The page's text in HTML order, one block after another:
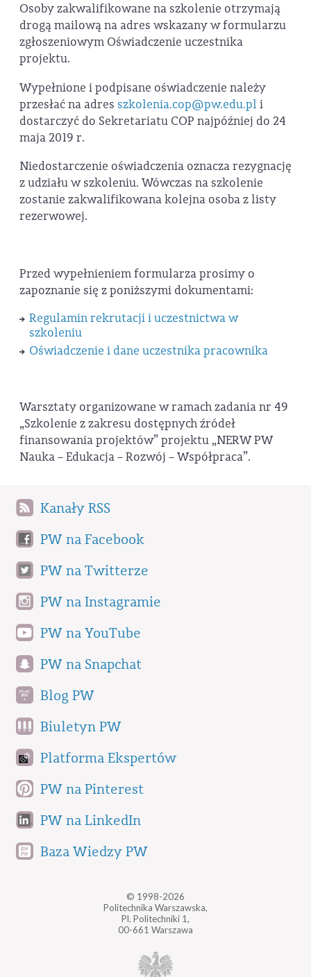
Osoby zakwalifikowane na szkolenie otrzymają
drogą mailową na adres wskazany w formularzu
zgłoszeniowym Oświadczenie uczestnika
projektu.
Wypełnione i podpisane oświadczenie należy
przesłać na adres szkolenia.cop@pw.edu.pl i
dostarczyć do Sekretariatu COP najpóźniej do 24
maja 2019 r.
Niedostarczenie oświadczenia oznacza rezygnację
z udziału w szkoleniu. Wówczas na szkolenie
zostanie zakwalifikowana kolejna osoba z listy
rezerwowej.
Przed wypełnieniem formularza prosimy o
zapoznanie się z poniższymi dokumentami:
Regulamin rekrutacji i uczestnictwa w
szkoleniu
Oświadczenie i dane uczestnika pracownika
Warsztaty organizowane w ramach zadania nr 49
„Szkolenie z zakresu dostępnych źródeł
finansowania projektów” projektu „NERW PW
Nauka – Edukacja – Rozwój – Współpraca”.
Kanały RSS
PW na Facebook
PW na Twitterze
PW na Instagramie
PW na YouTube
PW na Snapchat
Blog PW
Biuletyn PW
Platforma Ekspertów
PW na Pinterest
PW na LinkedIn
Baza Wiedzy PW
© 1998-2026
Politechnika Warszawska,
Pl. Politechniki 1,
00-661 Warszawa